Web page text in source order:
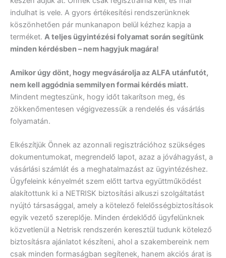
indulhat is vele. A gyors értékesítési rendszerünknek
köszönhetően pár munkanapon belül kézhez kapja a
terméket. A teljes ügyintézési folyamat során segítünk
minden kérdésben – nem hagyjuk magára!
Amikor úgy dönt, hogy megvásárolja az ALFA utánfutót,
nem kell aggódnia semmilyen formai kérdés miatt.
Mindent megteszünk, hogy időt takarítson meg, és
zökkenőmentesen végigvezessük a rendelés és vásárlás
folyamatán.
Elkészítjük Önnek az azonnali regisztrációhoz szükséges
dokumentumokat, megrendelő lapot, azaz a jóváhagyást, a
vásárlási számlát és a meghatalmazást az ügyintézéshez.
Ügyfeleink kényelmét szem előtt tartva együttműködést
alakítottunk ki a NETRISK biztosítási alkuszi szolgáltatást
nyújtó társasággal, amely a kötelező felelősségbiztosítások
egyik vezető szereplője. Minden érdeklődő ügyfelünknek
közvetlenül a Netrisk rendszerén keresztül tudunk kötelező
biztosításra ajánlatot készíteni, ahol a szakembereink nem
csak minden formaságban segítenek, hanem akciós árat is